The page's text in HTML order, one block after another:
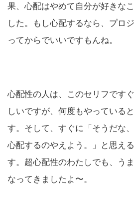
果、心配はやめて自分が好きな
した。もし心配するなら、プロ
ってからでいいですもんね。
心配性の人は、このセリフです
しいですが、何度もやっている
す。そして、すぐに「そうだな
心配するのやえよう。」と思え
す。超心配性のわたしでも、う
なってきましたよ〜。